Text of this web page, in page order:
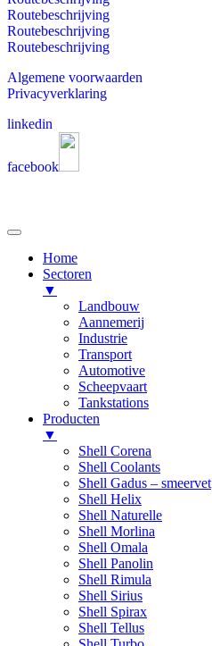
Routebeschrijving
Routebeschrijving
Routebeschrijving
Algemene voorwaarden
Privacyverklaring
linkedin
facebook
Home
Sectoren
▼
Landbouw
Aannemerij
Industrie
Transport
Automotive
Scheepvaart
Tankstations
Producten
▼
Shell Corena
Shell Coolants
Shell Gadus – smeervet
Shell Helix
Shell Naturelle
Shell Morlina
Shell Omala
Shell Panolin
Shell Rimula
Shell Sirius
Shell Spirax
Shell Tellus